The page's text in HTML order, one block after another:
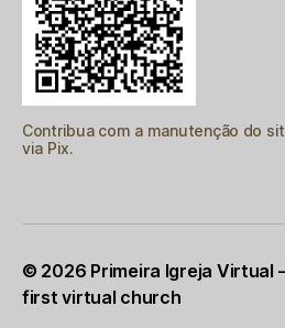
Contribua com a manutenção do
via Pix.
© 2026 Primeira Igreja Virtual
first virtual church